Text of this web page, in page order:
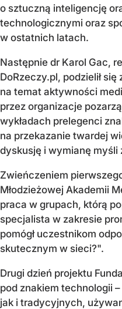
o sztuczną inteligencję
technologicznymi oraz
w ostatnich latach.
Następnie dr Karol Gac,
DoRzeczy.pl, podzielił
na temat aktywności
przez organizacje
wykładach prelegenci
na przekazanie twardej
dyskusję i wymianę myśli
Zwieńczeniem
Młodzieżowej Akademii
praca w grupach, którą
specjalista w zakresie
pomógł uczestnikom
skutecznym w sieci?".
Drugi dzień projektu
pod znakiem technologii
jak i tradycyjnych,